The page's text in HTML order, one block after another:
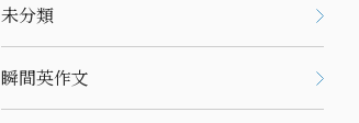
未分類
瞬間英作文